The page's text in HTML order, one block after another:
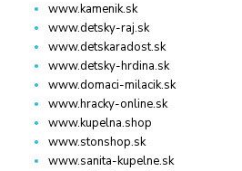
www.kamenik.sk
www.detsky-raj.sk
www.detskaradost.sk
www.detsky-hrdina.sk
www.domaci-milacik.sk
www.hracky-online.sk
www.kupelna.shop
www.stonshop.sk
www.sanita-kupelne.sk